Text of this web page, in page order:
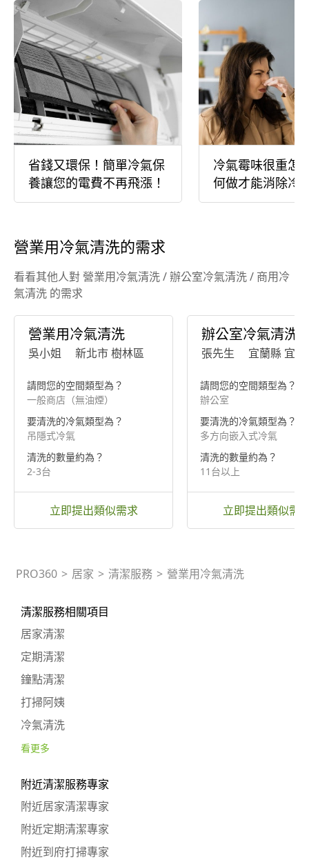
省錢又環保！簡單冷氣保
養讓您的電費不再飛漲！
冷氣霉味很重怎
何做才能消除冷
酸臭味？
營業用冷氣清洗的需求
看看其他人對 營業用冷氣清洗 / 辦公室冷氣清洗 / 商用冷
氣清洗 的需求
營業用冷氣清洗
吳小姐 新北市 樹林區
請問您的空間類型為？
一般商店（無油煙）
要清洗的冷氣類型為？
吊隱式冷氣
清洗的數量約為？
2-3台
立即提出類似需求
辦公室冷氣清洗
張先生 宜蘭縣 宜
請問您的空間類型為？
辦公室
要清洗的冷氣類型為？
多方向嵌入式冷氣
清洗的數量約為？
11台以上
立即提出類似需
PRO360 > 居家 > 清潔服務 > 營業用冷氣清洗
清潔服務相關項目
居家清潔
定期清潔
鐘點清潔
打掃阿姨
冷氣清洗
看更多
附近清潔服務專家
附近居家清潔專家
附近定期清潔專家
附近到府打掃專家